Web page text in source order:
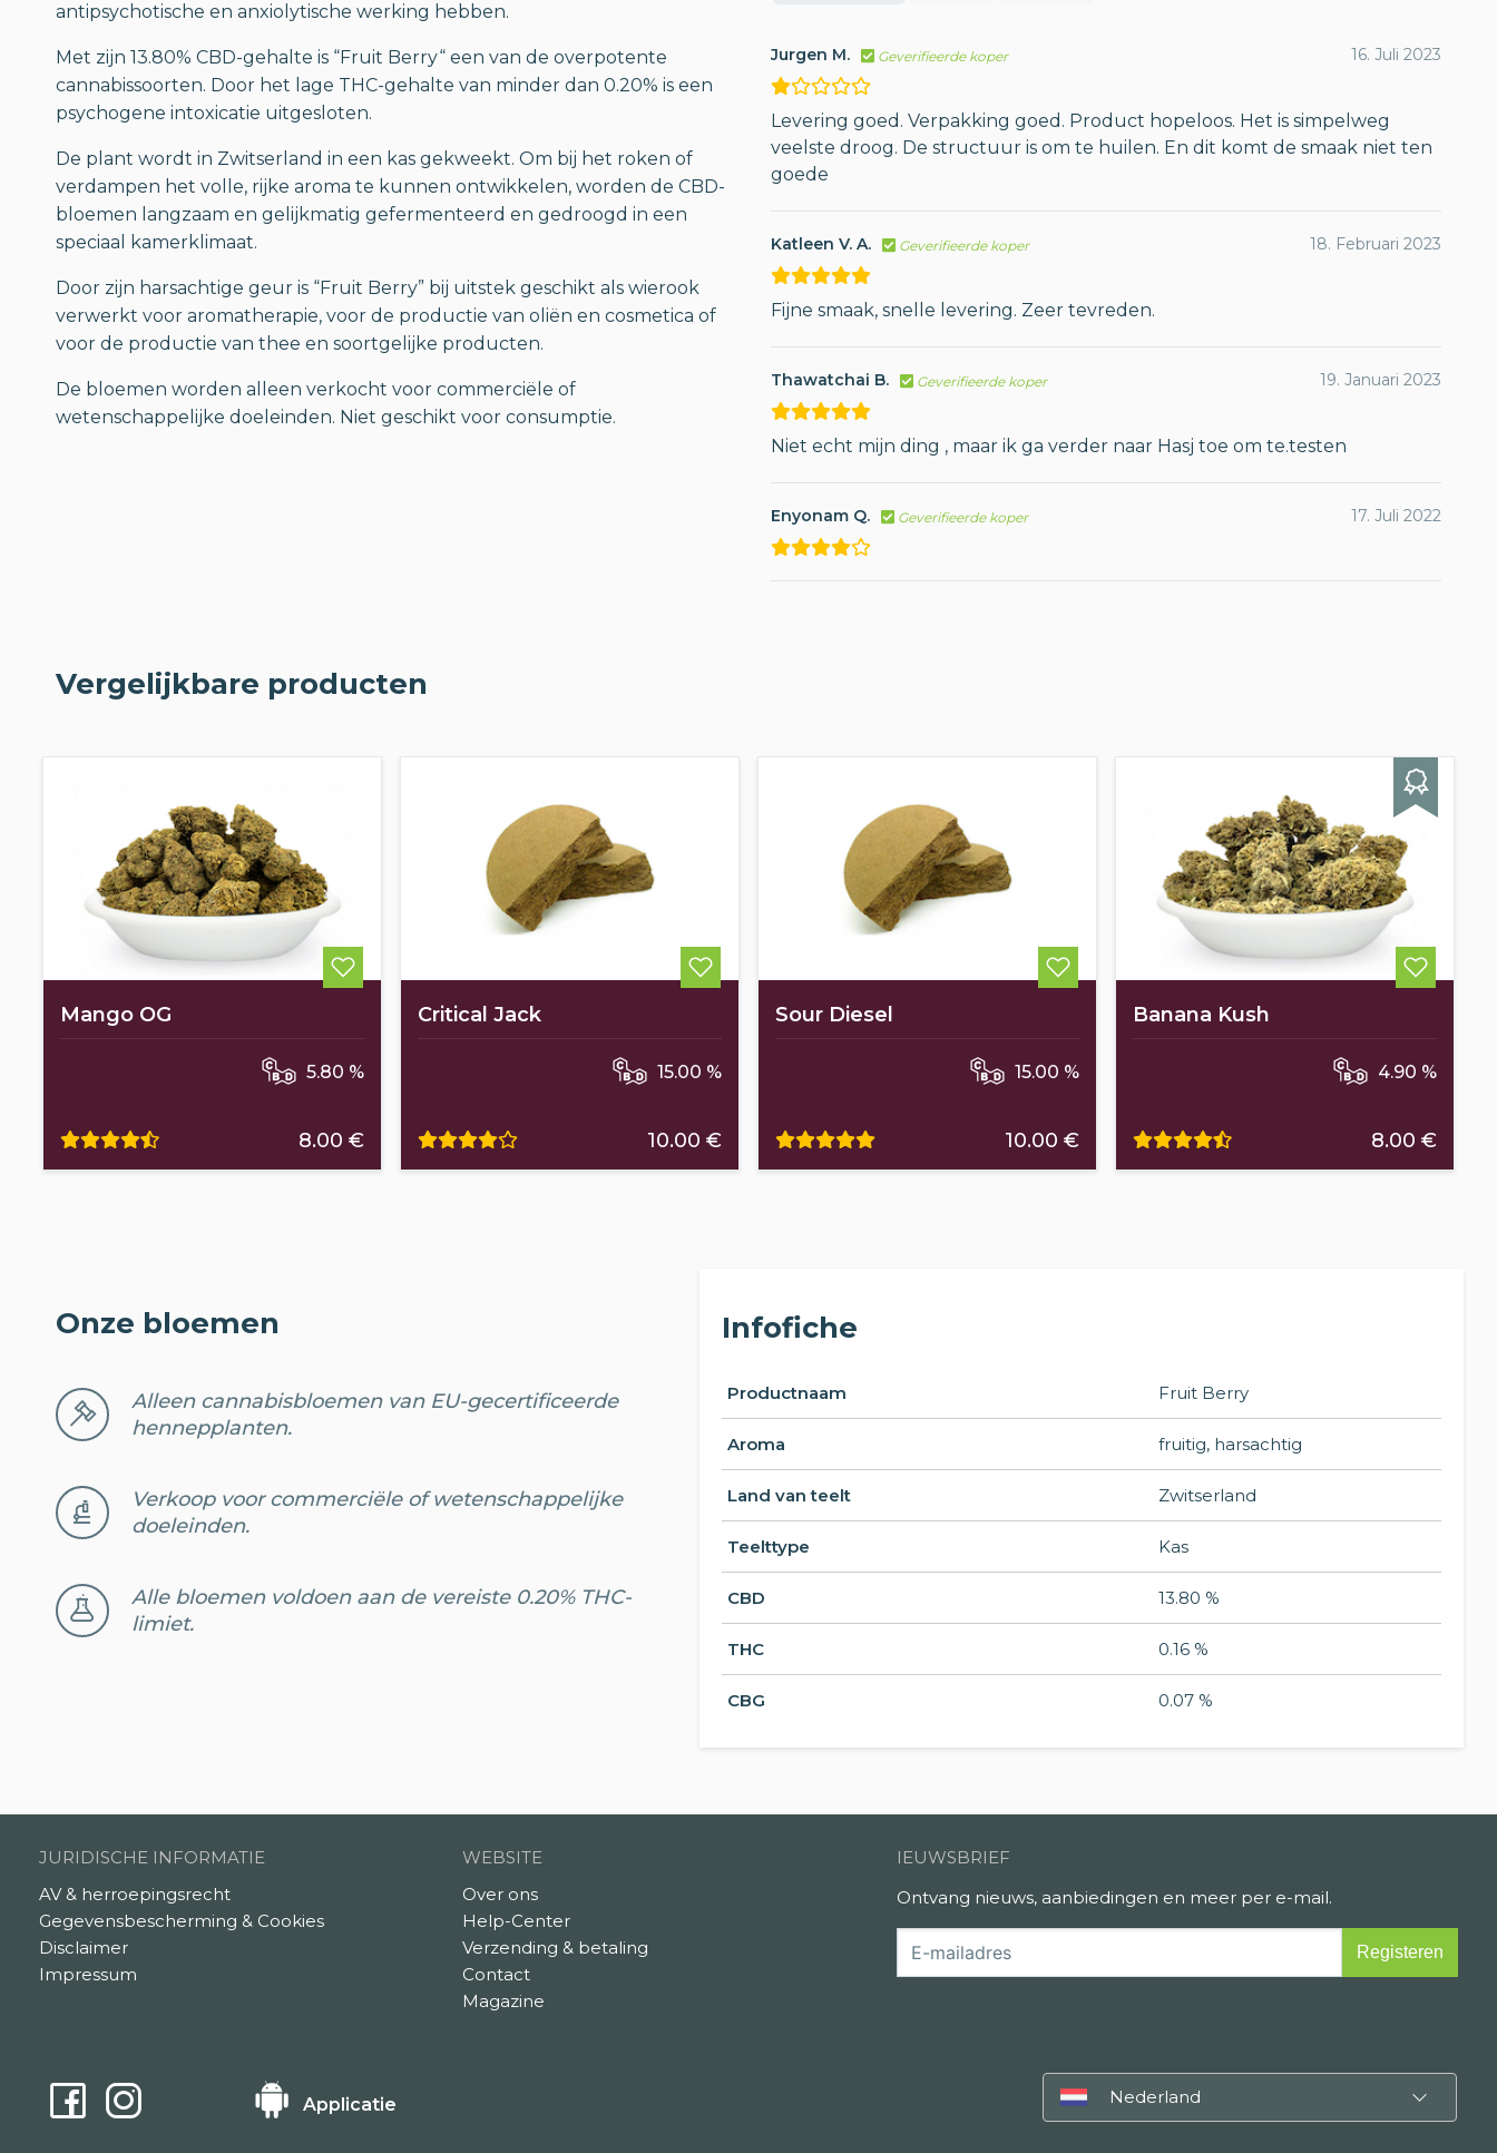
antipsychotische en anxiolytische werking hebben.
Met zijn 13.80% CBD-gehalte is “Fruit Berry“ een van de overpotente
cannabissoorten. Door het lage THC-gehalte van minder dan 0.20% is een
psychogene intoxicatie uitgesloten.
De plant wordt in Zwitserland in een kas gekweekt. Om bij het roken of
verdampen het volle, rijke aroma te kunnen ontwikkelen, worden de CBD-
bloemen langzaam en gelijkmatig gefermenteerd en gedroogd in een
speciaal kamerklimaat.
Door zijn harsachtige geur is “Fruit Berry” bij uitstek geschikt als wierook
verwerkt voor aromatherapie, voor de productie van oliën en cosmetica of
voor de productie van thee en soortgelijke producten.
De bloemen worden alleen verkocht voor commerciële of
wetenschappelijke doeleinden. Niet geschikt voor consumptie.
Jurgen M. Geverifieerde koper 16. Juli 2023
Levering goed. Verpakking goed. Product hopeloos. Het is simpelweg
veelste droog. De structuur is om te huilen. En dit komt de smaak niet ten
goede
Katleen V. A. Geverifieerde koper 18. Februari 2023
Fijne smaak, snelle levering. Zeer tevreden.
Thawatchai B. Geverifieerde koper 19. Januari 2023
Niet echt mijn ding , maar ik ga verder naar Hasj toe om te.testen
Enyonam Q. Geverifieerde koper 17. Juli 2022
Vergelijkbare producten
Mango OG
5.80 %
8.00 €
Critical Jack
15.00 %
10.00 €
Sour Diesel
15.00 %
10.00 €
Banana Kush
4.90 %
8.00 €
Infofiche
Productnaam Fruit Berry
Aroma fruitig, harsachtig
Land van teelt Zwitserland
Teelttype Kas
CBD 13.80 %
THC 0.16 %
CBG 0.07 %
Onze bloemen
Alleen cannabisbloemen van EU-gecertificeerde
hennepplanten.
Verkoop voor commerciële of wetenschappelijke
doeleinden.
Alle bloemen voldoen aan de vereiste 0.20% THC-
limiet.
JURIDISCHE INFORMATIE
AV & herroepingsrecht
Gegevensbescherming & Cookies
Disclaimer
Impressum
WEBSITE
Over ons
Help-Center
Verzending & betaling
Contact
Magazine
IEUWSBRIEF
Ontvang nieuws, aanbiedingen en meer per e-mail.
Applicatie Nederland